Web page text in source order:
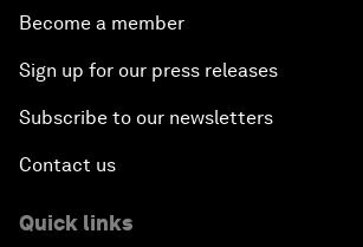
Become a member
Sign up for our press releases
Subscribe to our newsletters
Contact us
Quick links